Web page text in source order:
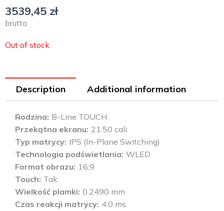
3539,45 zł
brutto
Out of stock
Description Additional information
Rodzina B-Line TOUCH
Przekątna ekranu 21.50 cali
Typ matrycy IPS (In-Plane Switching)
Technologia podświetlania WLED
Format obrazu 16:9
Touch Tak
Wielkość plamki 0.2490 mm
Czas reakcji matrycy 4.0 ms